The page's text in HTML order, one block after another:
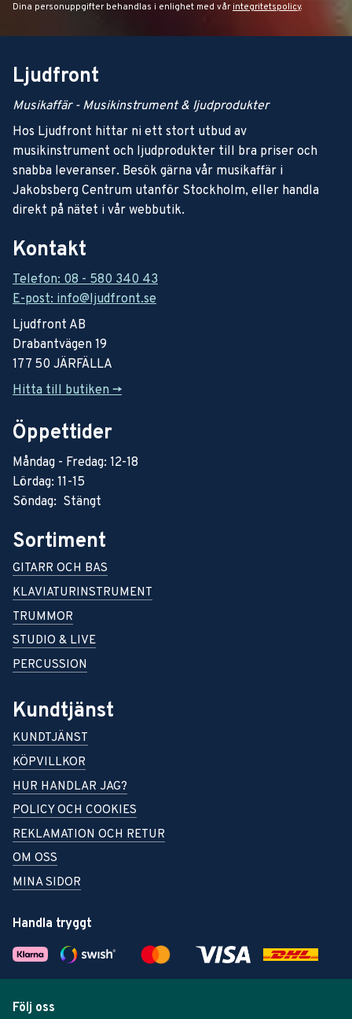
Dina personuppgifter behandlas i enlighet med vår integritetspolicy.
Ljudfront
Musikaffär - Musikinstrument & ljudprodukter
Hos Ljudfront hittar ni ett stort utbud av
musikinstrument och ljudprodukter till bra priser och
snabba leveranser. Besök gärna vår musikaffär i
Jakobsberg Centrum utanför Stockholm, eller handla
direkt på nätet i vår webbutik.
Kontakt
Telefon: 08 - 580 340 43
E-post: info@ljudfront.se
Ljudfront AB
Drabantvägen 19
177 50 JÄRFÄLLA
Hitta till butiken ->
Öppettider
Måndag - Fredag: 12-18
Lördag: 11-15
Söndag: Stängt
Sortiment
GITARR OCH BAS
KLAVIATURINSTRUMENT
TRUMMOR
STUDIO & LIVE
PERCUSSION
Kundtjänst
KUNDTJÄNST
KÖPVILLKOR
HUR HANDLAR JAG?
POLICY OCH COOKIES
REKLAMATION OCH RETUR
OM OSS
MINA SIDOR
Handla tryggt
Följ oss